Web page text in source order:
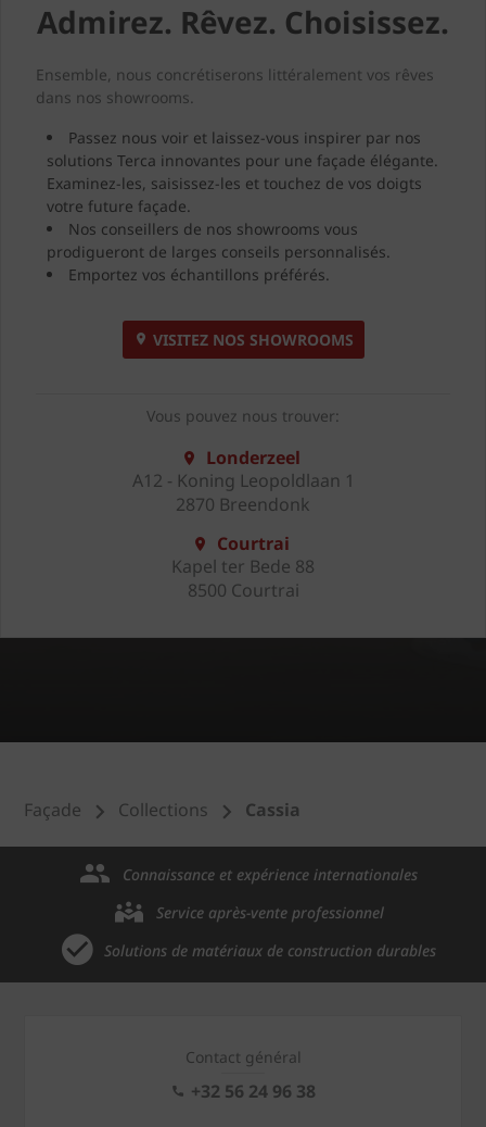
Admirez. Rêvez. Choisissez.
Ensemble, nous concrétiserons littéralement vos rêves
dans nos showrooms.
Passez nous voir et laissez-vous inspirer par nos
solutions Terca innovantes pour une façade élégante.
Examinez-les, saisissez-les et touchez de vos doigts
votre future façade.
Nos conseillers de nos showrooms vous
prodigueront de larges conseils personnalisés.
Emportez vos échantillons préférés.
VISITEZ NOS SHOWROOMS
Vous pouvez nous trouver:
Londerzeel
A12 - Koning Leopoldlaan 1
2870 Breendonk
Courtrai
Kapel ter Bede 88
8500 Courtrai
Façade Collections Cassia
Connaissance et expérience internationales
Service après-vente professionnel
Solutions de matériaux de construction durables
Contact général
+32 56 24 96 38